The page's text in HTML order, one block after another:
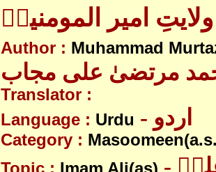
امیر المومنینؑ
Author : Muhammad
مرتضیٰ علی مجاب
Translator :
Language : Urdu - اردو
Category :